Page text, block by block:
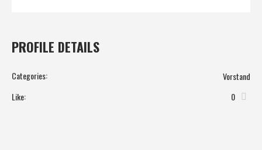
PROFILE DETAILS
Categories:
Vorstand
Like:
0